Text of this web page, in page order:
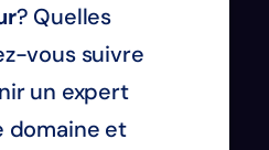
? Quelles
vous suivre
un expert
domaine et